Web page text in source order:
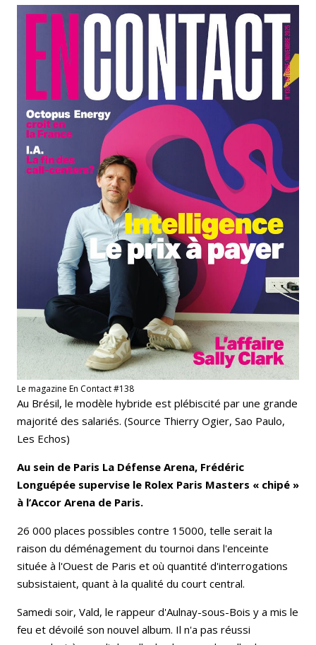
Le magazine En Contact #138
Au Brésil, le modèle hybride est plébiscité par une grande
majorité des salariés. (Source Thierry Ogier, Sao Paulo,
Les Echos)
Au sein de Paris La Défense Arena, Frédéric
Longuépée supervise le Rolex Paris Masters « chipé »
à l’Accor Arena de Paris.
26 000 places possibles contre 15000, telle serait la
raison du déménagement du tournoi dans l'enceinte
située à l'Ouest de Paris et où quantité d'interrogations
subsistaient, quant à la qualité du court central.
Samedi soir, Vald, le rappeur d'Aulnay-sous-Bois y a mis le
feu et dévoilé son nouvel album. Il n'a pas réussi